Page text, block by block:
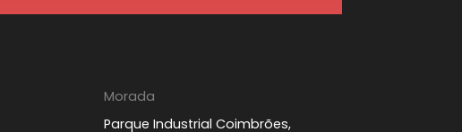
Morada
Parque Industrial Coimbrões,